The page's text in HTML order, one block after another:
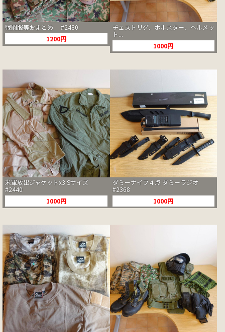
戦闘服等おまとめ #2480
1200円
チェストリグ、ホルスター、ヘルメッ
ト...
1000円
米軍放出ジャケットx3 Sサイズ
#2440
1000円
ダミーナイフ４点 ダミーラジオ
#2368
1000円